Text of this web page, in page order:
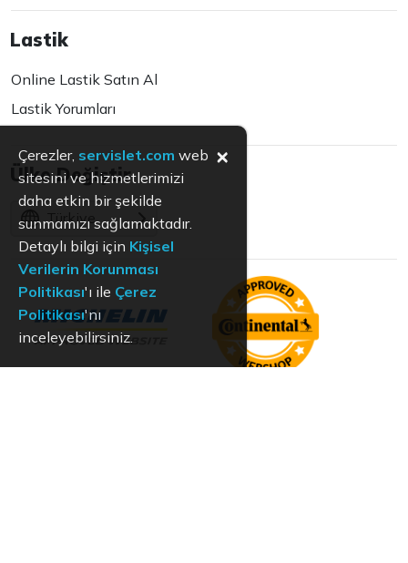
Lastik
Online Lastik Satın Al
Lastik Yorumları
Ülke Değiştir
Türkiye
Çerezler, servislet.com web
sitesini ve hizmetlerimizi
daha etkin bir şekilde
sunmamızı sağlamaktadır.
Detaylı bilgi için Kişisel
Verilerin Korunması
Politikası'ı ile Çerez
Politikası'nı
inceleyebilirsiniz.
×